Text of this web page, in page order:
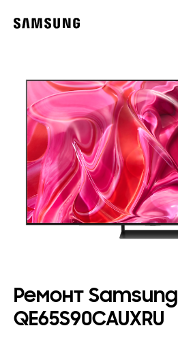
Ремонт Samsung
QE65S90CAUXRU